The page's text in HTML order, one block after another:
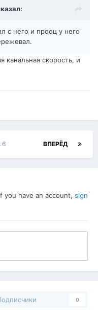
с него и прооц у него
канальная скорость, и
ВПЕРЁД
6
you have an account, sign
0